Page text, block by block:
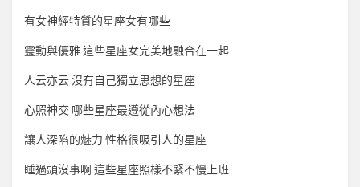
有女神經特質的星座女有哪些
靈動與優雅 這些星座女完美地融合在一起
人云亦云 沒有自己獨立思想的星座
心照神交 哪些星座最遵從內心想法
讓人深陷的魅力 性格很吸引人的星座
睡過頭沒事啊 這些星座照樣不緊不慢上班